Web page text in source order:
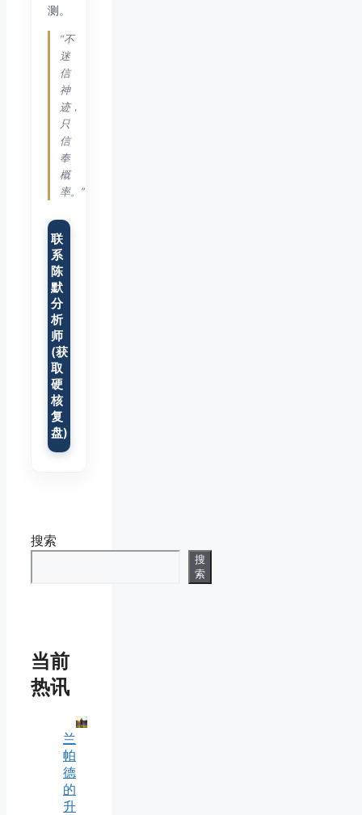
测。
“不
迷
信
神
迹，
只
信
奉
概
率。”
联
系
陈
默
分
析
师
(获
取
硬
核
复
盘)
搜索
搜
索
当前
热讯
兰
帕
德
的
升